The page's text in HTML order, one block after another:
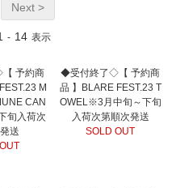
Next >
- 14 表示
予約商
M
CAN
旬入荷次
送
◆受付終了◇【 予約商
品 】BLARE FEST.23 T
OWEL※3月中旬～下旬
入荷次第順次発送
SOLD OUT